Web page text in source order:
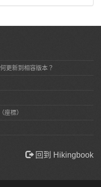
更新到相容版本？
座標）
回到 Hikingbook